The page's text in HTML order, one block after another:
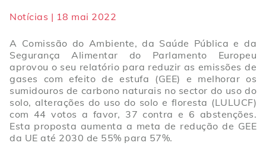
Notícias | 18 mai 2022
A Comissão do Ambiente, da Saúde Pública e da
Segurança Alimentar do Parlamento Europeu
aprovou o seu relatório para reduzir as emissões de
gases com efeito de estufa (GEE) e melhorar os
sumidouros de carbono naturais no sector do uso do
solo, alterações do uso do solo e floresta (LULUCF)
com 44 votos a favor, 37 contra e 6 abstenções.
Esta proposta aumenta a meta de redução de GEE
da UE até 2030 de 55% para 57%.